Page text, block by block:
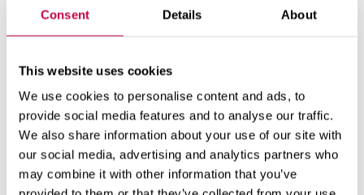
Consent Details About
This website uses cookies
We use cookies to personalise content and ads, to
provide social media features and to analyse our traffic.
We also share information about your use of our site with
our social media, advertising and analytics partners who
may combine it with other information that you’ve